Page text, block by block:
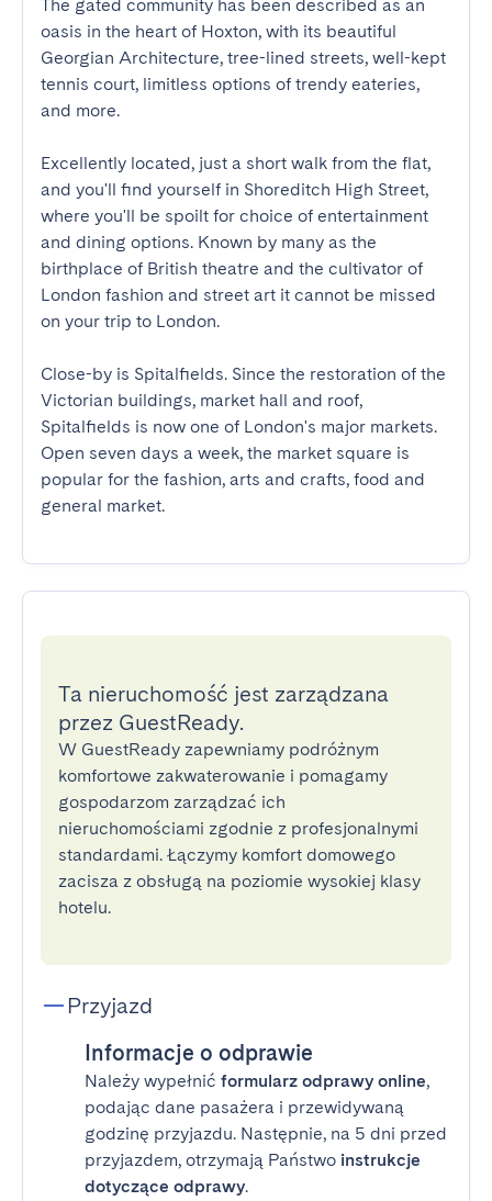
The gated community has been described as an
oasis in the heart of Hoxton, with its beautiful
Georgian Architecture, tree-lined streets, well-kept
tennis court, limitless options of trendy eateries,
and more.
Excellently located, just a short walk from the flat,
and you'll find yourself in Shoreditch High Street,
where you'll be spoilt for choice of entertainment
and dining options. Known by many as the
birthplace of British theatre and the cultivator of
London fashion and street art it cannot be missed
on your trip to London.
Close-by is Spitalfields. Since the restoration of the
Victorian buildings, market hall and roof,
Spitalfields is now one of London's major markets.
Open seven days a week, the market square is
popular for the fashion, arts and crafts, food and
general market.
Ta nieruchomość jest zarządzana
przez GuestReady.
W GuestReady zapewniamy podróżnym
komfortowe zakwaterowanie i pomagamy
gospodarzom zarządzać ich
nieruchomościami zgodnie z profesjonalnymi
standardami. Łączymy komfort domowego
zacisza z obsługą na poziomie wysokiej klasy
hotelu.
Przyjazd
Informacje o odprawie
Należy wypełnić formularz odprawy online,
podając dane pasażera i przewidywaną
godzinę przyjazdu. Następnie, na 5 dni przed
przyjazdem, otrzymają Państwo instrukcje
dotyczące odprawy.